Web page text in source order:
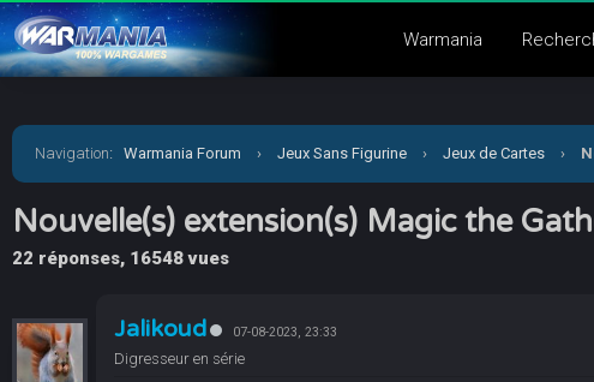
Warmania
Navigation: Warmania Forum › Jeux Sans Figurine › Jeux de Cartes ›
Nouvelle(s) extension(s) Magic the
22 réponses, 16548 vues
Jalikoud 07-08-2023, 23:33
Digresseur en série